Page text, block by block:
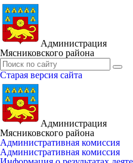
Администрация
Мясниковского района
Старая версия сайта
Администрация
Мясниковского района
Административная комиссия
Административная комиссия